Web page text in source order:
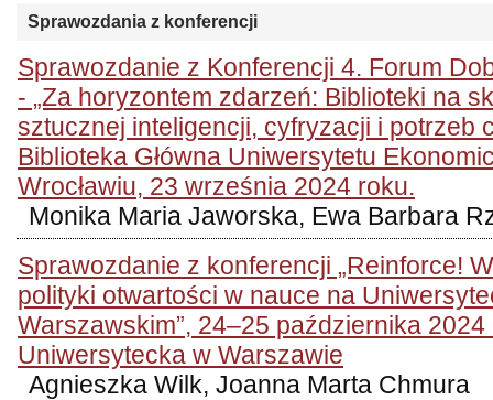
Sprawozdania z konferencji
Sprawozdanie z Konferencji 4. Forum
- „Za horyzontem zdarzeń: Biblioteki na
sztucznej inteligencji, cyfryzacji i potrzeb
Biblioteka Główna Uniwersytetu
Wrocławiu, 23 września 2024 roku.
Monika Maria Jaworska, Ewa Barbara
Sprawozdanie z konferencji „Reinforce!
polityki otwartości w nauce na
Warszawskim”, 24–25 października 2024
Uniwersytecka w Warszawie
Agnieszka Wilk, Joanna Marta Chmura